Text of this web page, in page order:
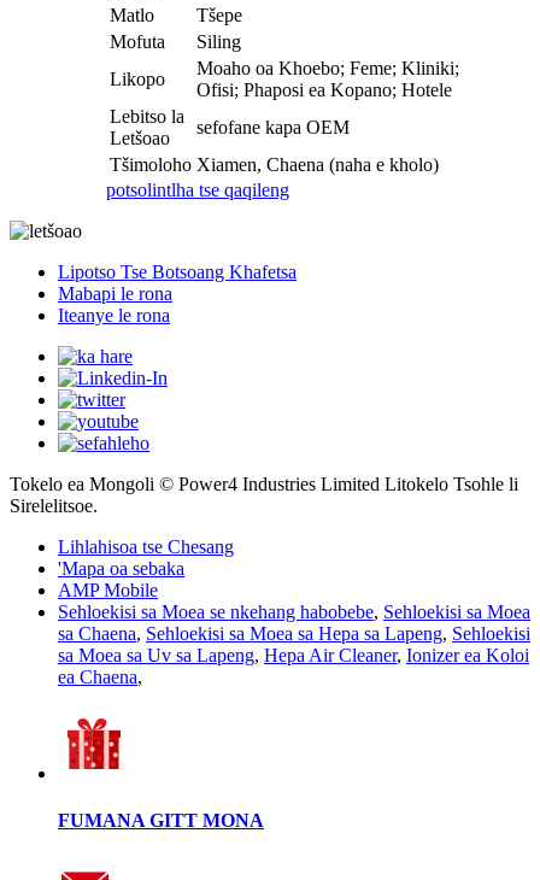
Matlo
Tšepe
Mofuta
Siling
Likopo
Moaho oa Khoebo; Feme; Kliniki;
Ofisi; Phaposi ea Kopano; Hotele
Lebitso la
Letšoao
sefofane kapa OEM
Tšimoloho Xiamen, Chaena (naha e kholo)
potsolintlha tse qaqileng
Lipotso Tse Botsoang Khafetsa
Mabapi le rona
Iteanye le rona
Tokelo ea Mongoli © Power4 Industries Limited Litokelo Tsohle li
Sirelelitsoe.
Lihlahisoa tse Chesang
'Mapa oa sebaka
AMP Mobile
Sehloekisi sa Moea se nkehang habobebe, Sehloekisi sa Moea
sa Chaena, Sehloekisi sa Moea sa Hepa sa Lapeng, Sehloekisi
sa Moea sa Uv sa Lapeng, Hepa Air Cleaner, Ionizer ea Koloi
ea Chaena,
FUMANA GITT MONA